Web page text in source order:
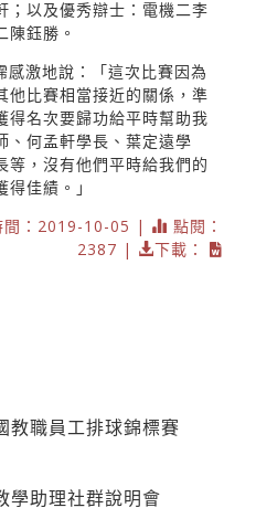
；以及優秀辯士：電機二李
陳鈺勝。
激地說：「這次比賽因為
他比賽相當接近的關係，準
得名次要歸功給平時幫助我
、何孟軒學長、葉定遠學
等，沒有他們平時給我們的
佳績。」
間：2019-10-05 |
點閱：
2387 |
下載：
教職員工排球錦標賽
學助理社群說明會